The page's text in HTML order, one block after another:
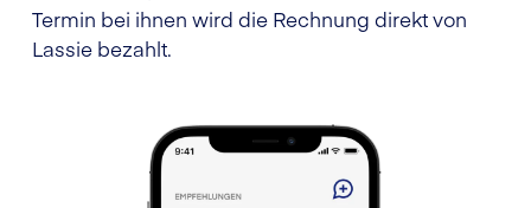
Termin bei ihnen wird die Rechnung direkt von
Lassie bezahlt.